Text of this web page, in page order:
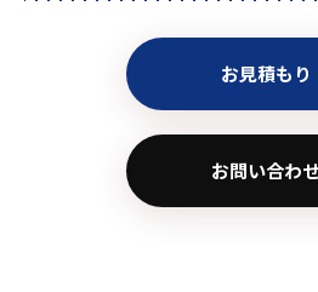
お見積もり
お問い合わ